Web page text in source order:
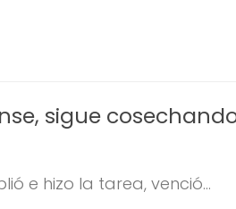
sigue
e hizo la tarea, venció...